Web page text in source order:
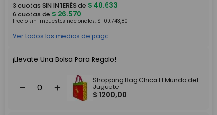
3 cuotas SIN INTERÉS de $ 40.633
6 cuotas de $ 26.570
Precio sin impuestos nacionales: $ 100.743,80
Ver todos los medios de pago
¡Llevate Una Bolsa Para Regalo!
＋
－
Shopping Bag Chica El Mundo del
Juguete
$ 1200,00